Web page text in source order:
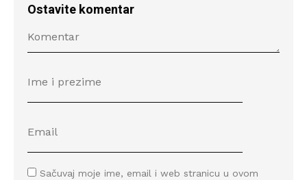
Ostavite komentar
Sačuvaj moje ime, email i web stranicu u ovom